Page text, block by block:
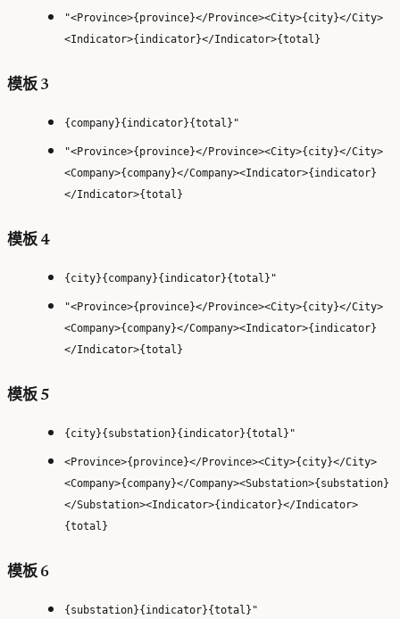
"<Province>{province}</Province><City>{city}</City>
<Indicator>{indicator}</Indicator>{total}
模板 3
{company}{indicator}{total}"
"<Province>{province}</Province><City>{city}</City>
<Company>{company}</Company><Indicator>{indicator}
</Indicator>{total}
模板 4
{city}{company}{indicator}{total}"
"<Province>{province}</Province><City>{city}</City>
<Company>{company}</Company><Indicator>{indicator}
</Indicator>{total}
模板 5
{city}{substation}{indicator}{total}"
<Province>{province}</Province><City>{city}</City>
<Company>{company}</Company><Substation>{substation}
</Substation><Indicator>{indicator}</Indicator>
{total}
模板 6
{substation}{indicator}{total}"